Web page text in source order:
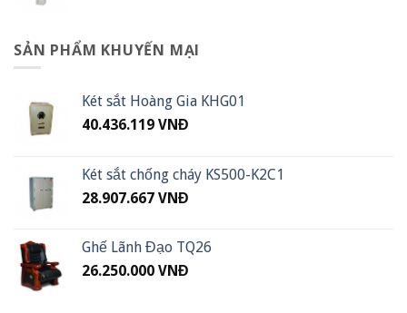
SẢN PHẨM KHUYẾN MẠI
Két sắt Hoàng Gia KHG01
40.436.119 VNĐ
Két sắt chống cháy KS500-K2C1
28.907.667 VNĐ
Ghế Lãnh Đạo TQ26
26.250.000 VNĐ